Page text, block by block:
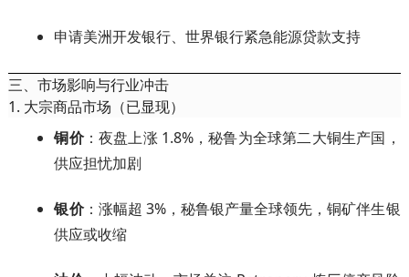
申请美洲开发银行、世界银行紧急能源贷款支持
三、市场影响与行业冲击
1. 大宗商品市场（已显现）
铜价：夜盘上涨 1.8%，秘鲁为全球第二大铜生产国，
供应担忧加剧
银价：涨幅超 3%，秘鲁银产量全球领先，铜矿伴生银
供应或收缩